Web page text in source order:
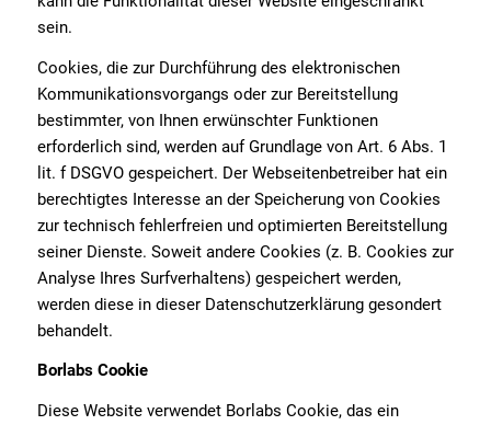
sein.
Cookies, die zur Durchführung des elektronischen
Kommunikationsvorgangs oder zur Bereitstellung
bestimmter, von Ihnen erwünschter Funktionen
erforderlich sind, werden auf Grundlage von Art. 6 Abs. 1
lit. f DSGVO gespeichert. Der Webseitenbetreiber hat ein
berechtigtes Interesse an der Speicherung von Cookies
zur technisch fehlerfreien und optimierten Bereitstellung
seiner Dienste. Soweit andere Cookies (z. B. Cookies zur
Analyse Ihres Surfverhaltens) gespeichert werden,
werden diese in dieser Datenschutzerklärung gesondert
behandelt.
Borlabs Cookie
Diese Website verwendet Borlabs Cookie, das ein